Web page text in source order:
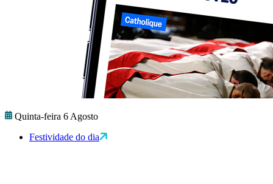
Quinta-feira 6 Agosto
Festividade do dia